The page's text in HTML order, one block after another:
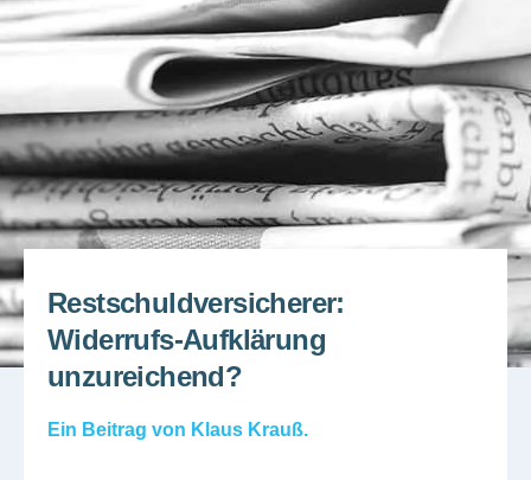
Restschuldversicherer:
Widerrufs-Aufklärung
unzureichend?
Ein Beitrag von Klaus Krauß.